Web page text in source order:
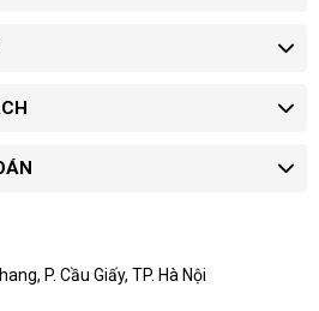
P. Cầu Giấy, TP. Hà Nội